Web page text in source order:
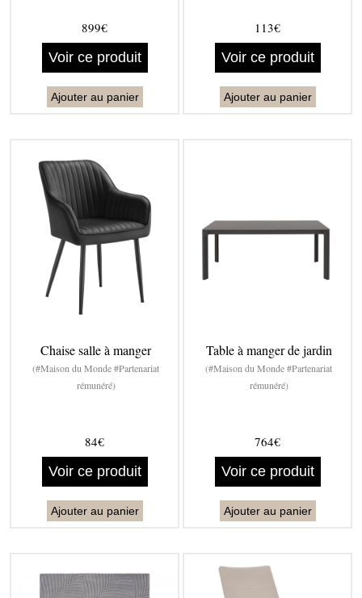
899€
Voir ce produit
Ajouter au panier
113€
Voir ce produit
Ajouter au panier
Chaise salle à manger
(#Maison du Monde #Partenariat
rémunéré)
84€
Voir ce produit
Ajouter au panier
Table à manger de jardin
(#Maison du Monde #Partenariat
rémunéré)
764€
Voir ce produit
Ajouter au panier